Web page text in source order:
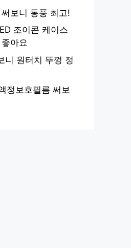
보니 통풍 최고!
조이콘 케이스
아요
니 원터치 뚜껑 정
정보호필름 써보